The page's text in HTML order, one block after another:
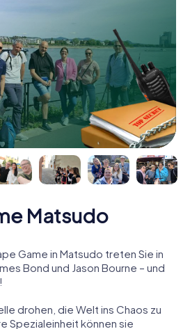
Matsudo
Game in Matsudo treten Sie in
Bond und Jason Bourne – und
drohen, die Welt ins Chaos zu
Spezialeinheit können sie